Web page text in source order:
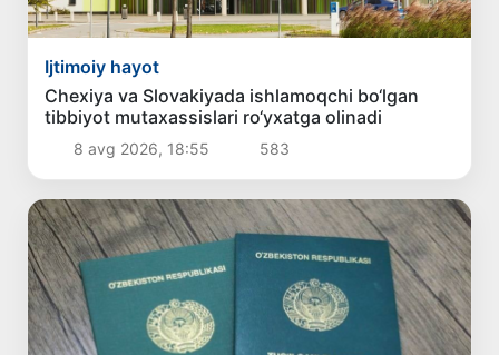
Ijtimoiy hayot
Chexiya va Slovakiyada ishlamoqchi bo‘lgan
tibbiyot mutaxassislari ro‘yxatga olinadi
8 avg 2026, 18:55 583